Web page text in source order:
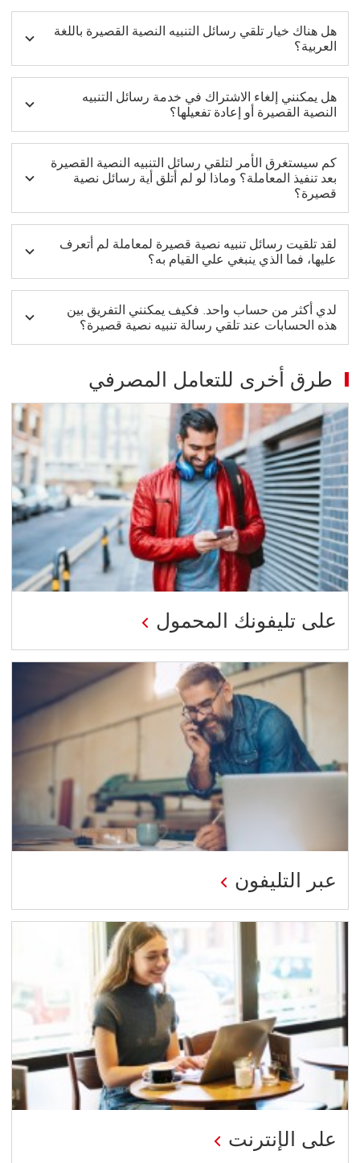
هل هناك خيار تلقي رسائل التنبيه النصية القصيرة باللغة
العربية؟
هل يمكنني إلغاء الاشتراك في خدمة رسائل التنبيه
النصية القصيرة أو إعادة تفعيلها؟
كم سيستغرق الأمر لتلقي رسائل التنبيه النصية القصيرة
بعد تنفيذ المعاملة؟ وماذا لو لم أتلق أية رسائل نصية
قصيرة؟
لقد تلقيت رسائل تنبيه نصية قصيرة لمعاملة لم أتعرف
عليها، فما الذي ينبغي علي القيام به؟
لدي أكثر من حساب واحد. فكيف يمكنني التفريق بين
هذه الحسابات عند تلقي رسالة تنبيه نصية قصيرة؟
طرق أخرى للتعامل المصرفي
على تليفونك المحمول
عبر التليفون
على الإنترنت